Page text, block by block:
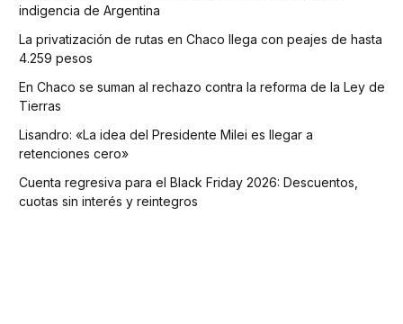
indigencia de Argentina
La privatización de rutas en Chaco llega con peajes de hasta
4.259 pesos
En Chaco se suman al rechazo contra la reforma de la Ley de
Tierras
Lisandro: «La idea del Presidente Milei es llegar a
retenciones cero»
Cuenta regresiva para el Black Friday 2026: Descuentos,
cuotas sin interés y reintegros